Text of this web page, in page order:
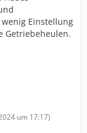
Einstellung
Getriebeheulen.
um 17:17)